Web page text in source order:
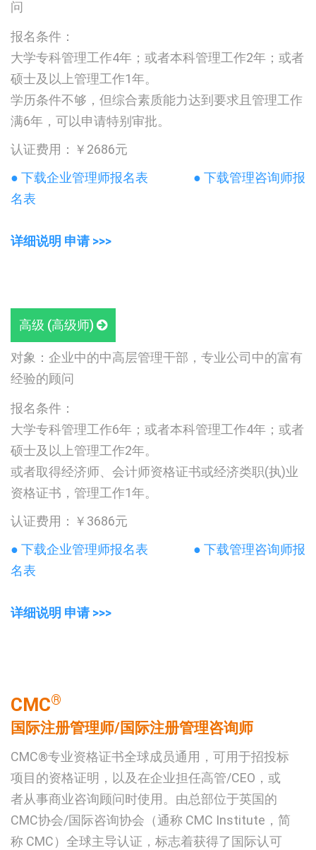
问
报名条件：
大学专科管理工作4年；或者本科管理工作2年；或者
硕士及以上管理工作1年。
学历条件不够，但综合素质能力达到要求且管理工作
满6年，可以申请特别审批。
认证费用：￥2686元
● 下载企业管理师报名表
● 下载管理咨询师报
名表
详细说明 申请 >>>
高级 (高级师)
对象：企业中的中高层管理干部，专业公司中的富有
经验的顾问
报名条件：
大学专科管理工作6年；或者本科管理工作4年；或者
硕士及以上管理工作2年。
或者取得经济师、会计师资格证书或经济类职(执)业
资格证书，管理工作1年。
认证费用：￥3686元
● 下载企业管理师报名表
● 下载管理咨询师报
名表
详细说明 申请 >>>
CMC®
国际注册管理师/国际注册管理咨询师
CMC®专业资格证书全球成员通用，可用于招投标
项目的资格证明，以及在企业担任高管/CEO，或
者从事商业咨询顾问时使用。由总部位于英国的
CMC协会/国际咨询协会（通称 CMC Institute，简
称 CMC）全球主导认证，标志着获得了国际认可